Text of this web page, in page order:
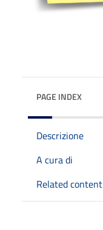
PAGE INDEX
Descrizione
A cura di
Related content